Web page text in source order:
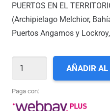
PUERTOS EN EL
(Archipielago Melchior,
Puertos Angamos y
CARTA
N°
15215
AÑADIR AL
Paga con: